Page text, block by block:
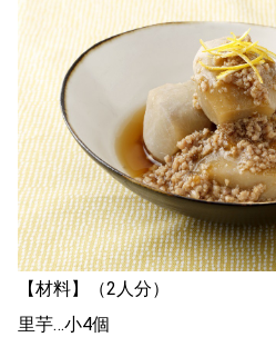
【材料】（2人分）
里芋…小4個